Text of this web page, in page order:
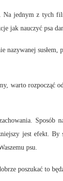
Na jednym z tych
jak nauczyć psa
susłem,
warto rozpocząć
Sposób
jest efekt.
psu.
poszukać to